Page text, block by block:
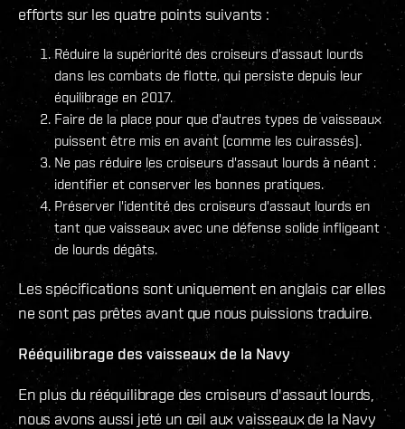
efforts sur les quatre points suivants :
Réduire la supériorité des croiseurs d'assaut lourds
dans les combats de flotte, qui persiste depuis leur
équilibrage en 2017.
Faire de la place pour que d'autres types de vaisseaux
puissent être mis en avant (comme les cuirassés).
Ne pas réduire les croiseurs d'assaut lourds à néant :
identifier et conserver les bonnes pratiques.
Préserver l'identité des croiseurs d'assaut lourds en
tant que vaisseaux avec une défense solide infligeant
de lourds dégâts.
Les spécifications sont uniquement en anglais car elles
ne sont pas prêtes avant que nous puissions traduire.
Rééquilibrage des vaisseaux de la Navy
En plus du rééquilibrage des croiseurs d'assaut lourds,
nous avons aussi jeté un œil aux vaisseaux de la Navy